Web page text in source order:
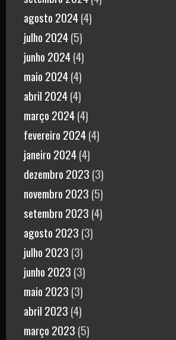
agosto 2024(4)
julho 2024(5)
junho 2024(4)
maio 2024(4)
abril 2024(4)
março 2024(4)
fevereiro 2024(4)
janeiro 2024(4)
dezembro 2023 (3)
novembro 2023 (5)
setembro 2023 (4)
agosto 2023 (3)
julho 2023 (3)
junho 2023 (3)
maio 2023 (3)
abril 2023 (4)
março 2023 (5)